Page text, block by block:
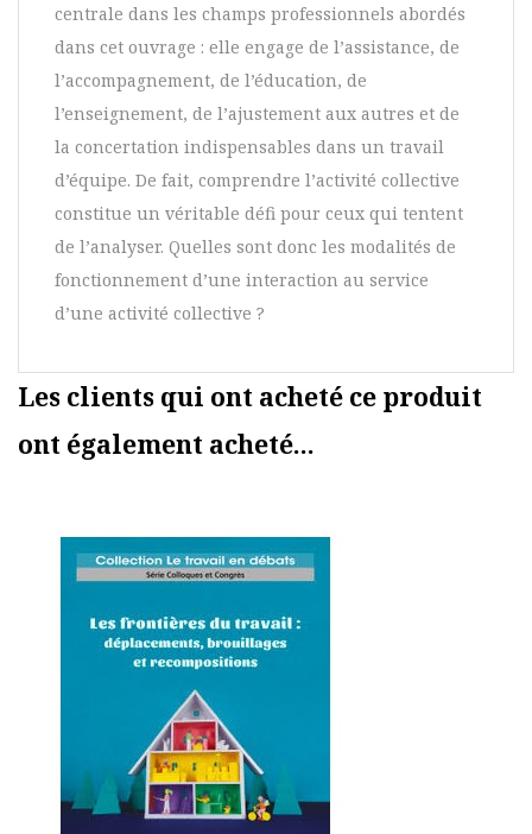
centrale dans les champs professionnels abordés
dans cet ouvrage : elle engage de l’assistance, de
l’accompagnement, de l’éducation, de
l’enseignement, de l’ajustement aux autres et de
la concertation indispensables dans un travail
d’équipe. De fait, comprendre l’activité collective
constitue un véritable défi pour ceux qui tentent
de l’analyser. Quelles sont donc les modalités de
fonctionnement d’une interaction au service
d’une activité collective ?
Les clients qui ont acheté ce produit
ont également acheté...